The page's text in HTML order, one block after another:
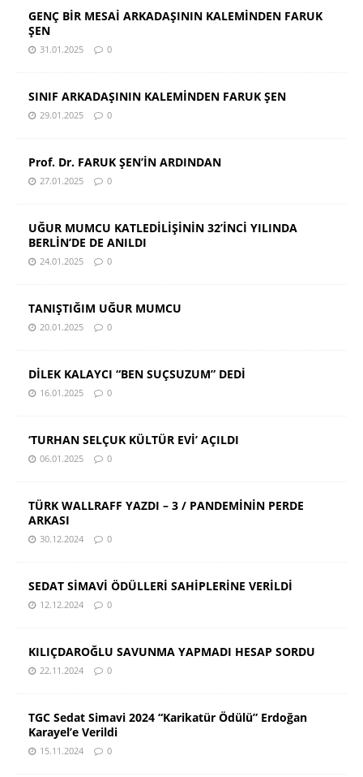
GENÇ BİR MESAİ ARKADAŞININ KALEMİNDEN FARUK
ŞEN
31.01.2025 0
SINIF ARKADAŞININ KALEMİNDEN FARUK ŞEN
29.01.2025 0
Prof. Dr. FARUK ŞEN’İN ARDINDAN
27.01.2025 0
UĞUR MUMCU KATLEDİLİŞİNİN 32’İNCİ YILINDA
BERLİN’DE DE ANILDI
24.01.2025 0
TANIŞTIĞIM UĞUR MUMCU
20.01.2025 0
DİLEK KALAYCI “BEN SUÇSUZUM” DEDİ
16.01.2025 0
‘TURHAN SELÇUK KÜLTÜR EVİ’ AÇILDI
06.01.2025 0
TÜRK WALLRAFF YAZDI – 3 / PANDEMİNİN PERDE
ARKASI
30.12.2024 0
SEDAT SİMAVİ ÖDÜLLERİ SAHİPLERİNE VERİLDİ
12.12.2024 0
KILIÇDAROĞLU SAVUNMA YAPMADI HESAP SORDU
22.11.2024 0
TGC Sedat Simavi 2024 “Karikatür Ödülü” Erdoğan
Karayel’e Verildi
15.11.2024 0